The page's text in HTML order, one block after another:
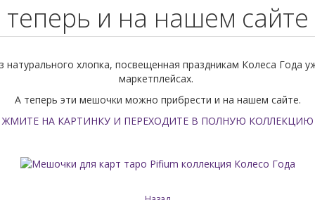
для карт Скатерти Оракулы Маятники
Поиск по РУБАШКЕ
Руны Руны из натурального камня Руны
Руны скандинавские из
теперь и на нашем сайте
хлопка, посвещенная праздникам Колеса Года
маркетплейсах.
А теперь эти мешочки можно прибрести и на нашем сайте.
ЖМИТЕ НА КАРТИНКУ И ПЕРЕХОДИТЕ В ПОЛНУЮ КОЛЛЕКЦИЮ